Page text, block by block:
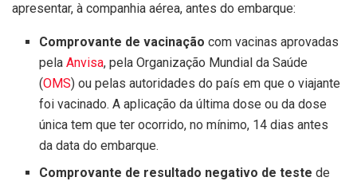
apresentar, à companhia aérea, antes do embarque:
Comprovante de vacinação com vacinas aprovadas
pelaAnvisa, pela Organização Mundial da Saúde
(OMS) ou pelas autoridades do país em que o viajante
foi vacinado. A aplicação da última dose ou da dose
única tem que ter ocorrido, no mínimo, 14 dias antes
da data do embarque.
Comprovante de resultado negativo de teste de